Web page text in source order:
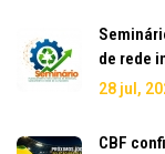
de rede
28 jul,
CBF